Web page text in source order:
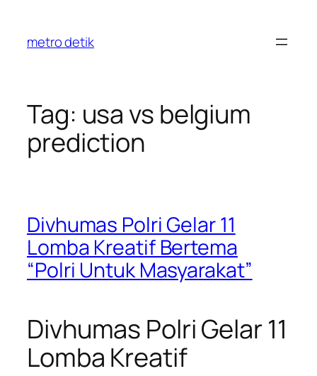
content
metro detik
Tag: usa vs belgium
prediction
Divhumas Polri Gelar 11
Lomba Kreatif Bertema
“Polri Untuk Masyarakat”
Divhumas Polri Gelar 11
Lomba Kreatif